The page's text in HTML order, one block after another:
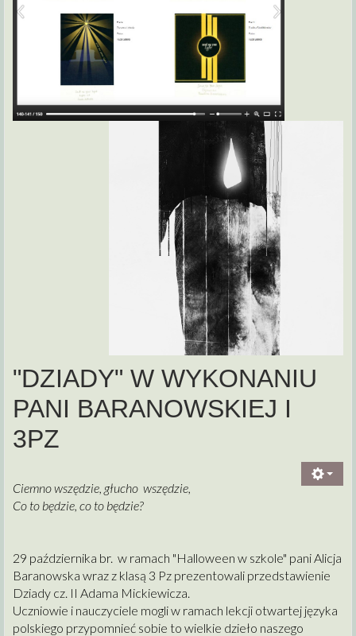
"DZIADY" W WYKONANIU
PANI BARANOWSKIEJ I
3PZ
Ciemno wszędzie, głucho wszędzie,
Co to będzie, co to będzie?
29 października br. w ramach "Halloween w szkole" pani Alicja
Baranowska wraz z klasą 3 Pz prezentowali przedstawienie
Dziady cz. II Adama Mickiewicza.
Uczniowie i nauczyciele mogli w ramach lekcji otwartej języka
polskiego przypomnieć sobie to wielkie dzieło naszego